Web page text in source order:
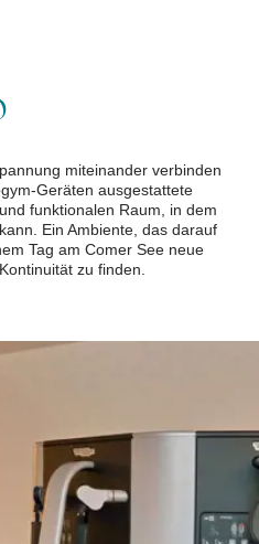
miteinander verbinden
Geräten ausgestattete
funktionalen Raum, in dem
Ein Ambiente, das darauf
Tag am Comer See neue
zu finden.